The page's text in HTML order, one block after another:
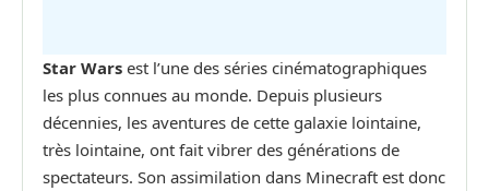
Star Wars est l’une des séries cinématographiques
les plus connues au monde. Depuis plusieurs
décennies, les aventures de cette galaxie lointaine,
très lointaine, ont fait vibrer des générations de
spectateurs. Son assimilation dans Minecraft est donc